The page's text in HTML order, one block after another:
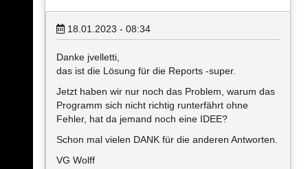
18.01.2023 - 08:34
Danke jvelletti,
das ist die Lösung für die Reports -super.
Jetzt haben wir nur noch das Problem, warum das
Programm sich nicht richtig runterfährt ohne
Fehler, hat da jemand noch eine IDEE?
Schon mal vielen DANK für die anderen Antworten.
VG Wolff